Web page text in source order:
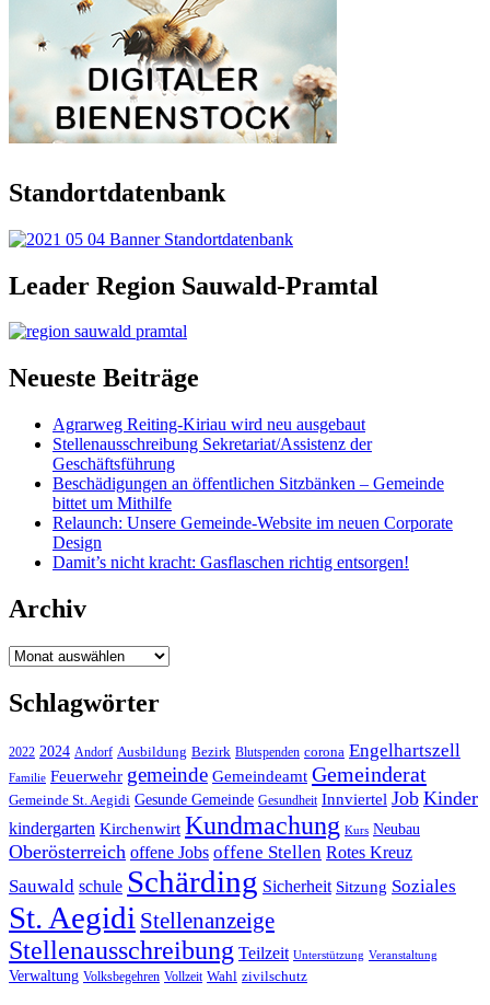
Standortdatenbank
Leader Region Sauwald-Pramtal
Neueste Beiträge
Agrarweg Reiting-Kiriau wird neu ausgebaut
Stellenausschreibung Sekretariat/Assistenz der
Geschäftsführung
Beschädigungen an öffentlichen Sitzbänken – Gemeinde
bittet um Mithilfe
Relaunch: Unsere Gemeinde-Website im neuen Corporate
Design
Damit’s nicht kracht: Gasflaschen richtig entsorgen!
Archiv
Archiv
Schlagwörter
2022 2024 Andorf Ausbildung Bezirk Blutspenden corona Engelhartszell
Familie Feuerwehr gemeinde Gemeindeamt Gemeinderat
Gemeinde St. Aegidi Gesunde Gemeinde Gesundheit Innviertel Job Kinder
kindergarten Kirchenwirt Kundmachung Kurs Neubau
Oberösterreich offene Jobs offene Stellen Rotes Kreuz
Sauwald schule Schärding Sicherheit Sitzung Soziales
St. Aegidi Stellenanzeige
Stellenausschreibung Teilzeit Unterstützung Veranstaltung
Verwaltung Volksbegehren Vollzeit Wahl zivilschutz